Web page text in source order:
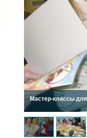
Мастер-классы
2022 ГОД